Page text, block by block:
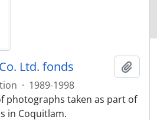
Ltd. fonds
· 1989-1998
photographs taken as part of
in Coquitlam.